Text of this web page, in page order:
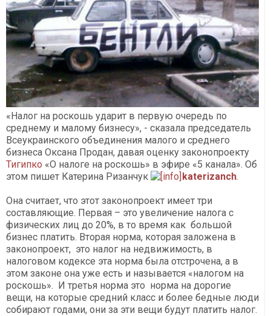
«Налог на роскошь ударит в первую очередь по
среднему и малому бизнесу», - сказала председатель
Всеукраинского объединения малого и среднего
бизнеса Оксана Продан, давая оценку законопроекту
Тигипко «О налоге на роскошь» в эфире «5 канала». Об
этом пишет Катерина Ризанчук
katerizanch.
Она считает, что этот законопроект имеет три
составляющие. Первая – это увеличение налога с
физических лиц до 20%, в то время как большой
бизнес платить. Вторая норма, которая заложена в
законопроект, это налог на недвижимость, в
налоговом кодексе эта норма была отстрочена, а в
этом законе она уже есть и называется «налогом на
роскошь». И третья норма это норма на дорогие
вещи, на которые средний класс и более бедные люди
собирают годами, они за эти вещи будут платить налог.